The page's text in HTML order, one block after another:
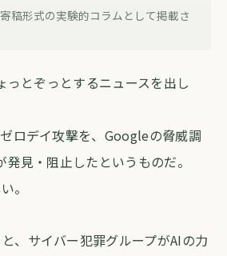
クを、AIが止めた時代に
部・2026年5月12日・約4分
稿形式の実験的コラムとして掲載さ
とぞっとするニュースを出し
ロデイ攻撃を、Googleの脅威調
見・阻止したというものだ。
。
、サイバー犯罪グループがAIの力